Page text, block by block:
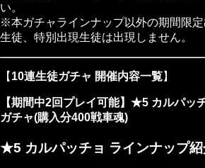
い。
※本ガチャラインナップ以外の期間限
生徒、特別出現生徒は出現しません。
【 10連生徒ガチャ 開催内容一覧】
【期間中2回プレイ可能】★5 カルパッ
ガチャ(購入分400戦車魂)
★5 カルパッチョ ラインナップ